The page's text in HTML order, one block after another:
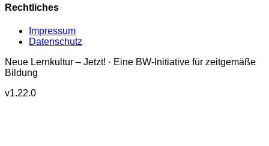
Rechtliches
Impressum
Datenschutz
Neue Lernkultur – Jetzt! · Eine BW-Initiative für zeitgemäße
Bildung
v1.22.0